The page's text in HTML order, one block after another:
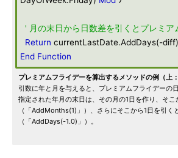
' 月の末日から日数差を引くとプレミア
Return currentLastDate.AddDays(-diff)
End Function
プレミアムフライデーを算出するメソッドの例（上
引数に年と月を与えると、プレミアムフライデーの日
指定された年月の末日は、その月の1日を作り、そこ
（「AddMonths(1)」）、さらにそこから1日を引く
（「AddDays(-1.0)」）。